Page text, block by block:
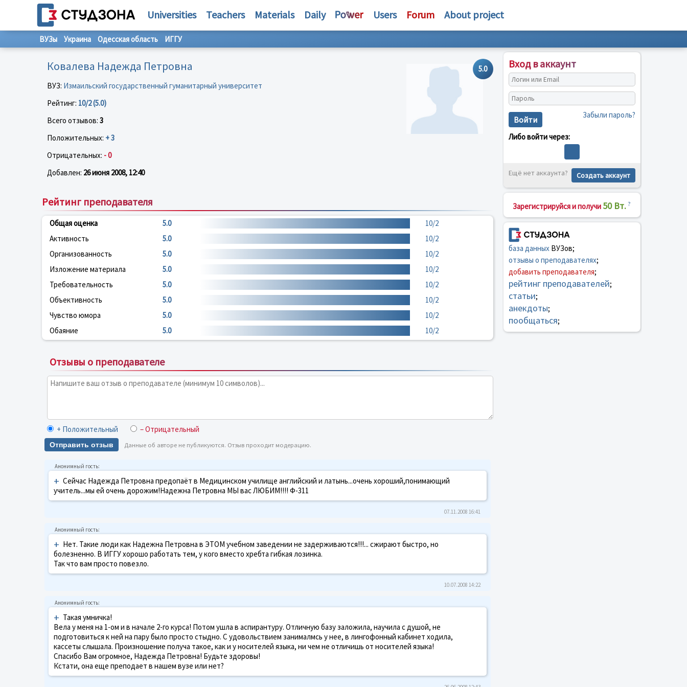
Universities Teachers Materials Daily Users Forum About project
ВУЗы Украина Одесская область ИГГУ
5.0
Ковалева Надежда Петровна
ВУЗ: Измаильский государственный гуманитарный университет
Рейтинг: 10/2 (5.0)
Всего отзывов: 3
Положительных: + 3
Отрицательных: - 0
Добавлен: 26 июня 2008, 12:40
Рейтинг преподавателя
Общая оценка 5.0
10/2
Активность
5.0
10/2
Организованность
5.0
10/2
Изложение материала
5.0
10/2
Требовательность
5.0
10/2
Объективность
5.0
10/2
Чувство юмора
5.0
10/2
Обаяние
5.0 10/2
Отзывы о преподавателе
+ Положительный – Отрицательный
Отправить отзыв Данные об авторе не публикуются. Отзыв проходит модерацию.
+ Сейчас Надежда Петровна предопаёт в Медицинском училище английский и латынь...очень хороший,понимающий
учитель...мы ей очень дорожим!Надежна Петровна МЫ вас ЛЮБИМ!!!! Ф-311
07.11.2008 16:41
+ Нет. Такие люди как Надежна Петровна в ЭТОМ учебном заведении не задерживаются!!!... сжирают быстро, но
болезненно. В ИГГУ хорошо работать тем, у кого вместо хребта гибкая лозинка.
Так что вам просто повезло.
10.07.2008 14:22
+ Такая умничка!
Вела у меня на 1-ом и в начале 2-го курса! Потом ушла в аспирантуру. Отличную базу заложила, научила с душой, не
подготовиться к ней на пару было просто стыдно. С удовольствием занималмсь у нее, в лингофонный кабинет ходила,
кассеты слышала. Произношение получа такое, как и у носителей языка, ни чем не отличишь от носителей языка!
Спасибо Вам огромное, Надежда Петровна! Будьте здоровы!
Кстати, она еще преподает в нашем вузе или нет?
Вход в аккаунт
Войти Забыли пароль?
Либо войти через:
Ещё нет аккаунта? Создать аккаунт
Зарегистрируйся и получи 50 Вт. ?
база данныхВУЗов;
отзывы о преподавателях;
добавить преподавателя;
рейтинг преподавателей;
статьи;
анекдоты;
пообщаться;